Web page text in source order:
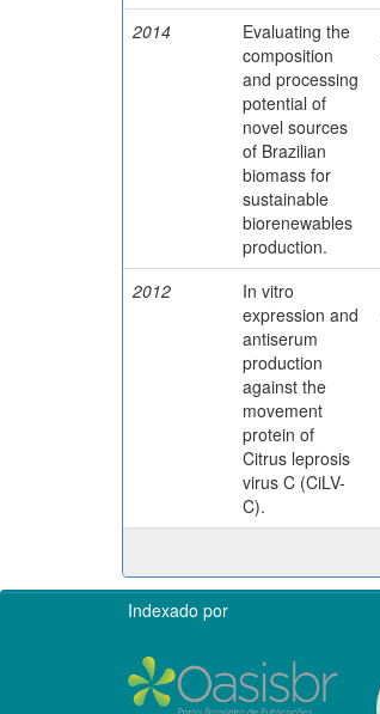
2014
Evaluating the
composition
and processing
potential of
novel sources
of Brazilian
biomass for
sustainable
biorenewables
production.
2012
In vitro
expression and
antiserum
production
against the
movement
protein of
Citrus leprosis
virus C (CiLV-
C).
Indexado por